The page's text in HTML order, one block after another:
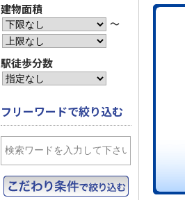
建物面積
〜
駅徒歩分数
フリーワードで絞り込む